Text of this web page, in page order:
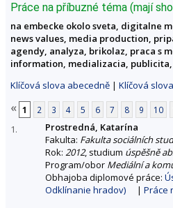
Práce na příbuzné téma (mají
na embecke okolo sveta, digitalne
news values, media production,
agendy, analyza, brikolaz, praca s
information, medializacia,
Klíčová slova abecedně | Klíčová
« 1 2 3 4 5 6 7 8 9 10
1.
Prostredná, Katarína
Fakulta: Fakulta sociálních
Rok: 2012, studium úspěšně
Program/obor Mediální a
Obhajoba diplomové práce:
Odklínanie hradov)
| Práce